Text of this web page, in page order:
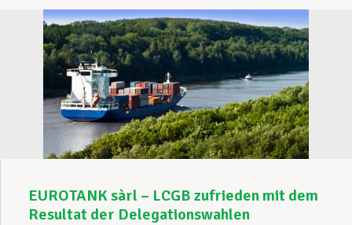
Mitglied werden
Aktuell
EUROTANK sàrl – LCGB zufrieden mit dem
Resultat der Delegationswahlen